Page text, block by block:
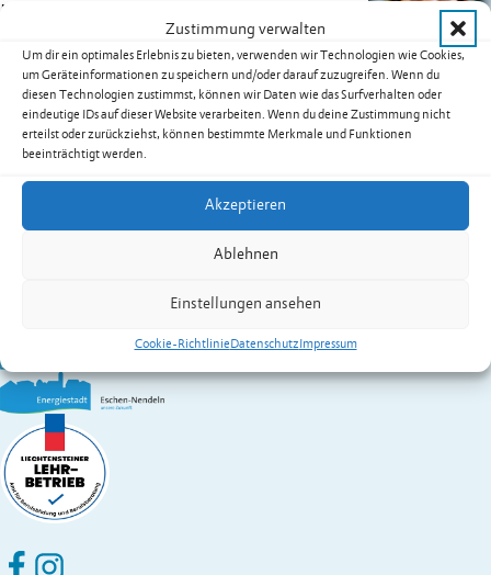
Zustimmung verwalten
Um dir ein optimales Erlebnis zu bieten, verwenden wir Technologien wie Cookies,
um Geräteinformationen zu speichern und/oder darauf zuzugreifen. Wenn du
diesen Technologien zustimmst, können wir Daten wie das Surfverhalten oder
eindeutige IDs auf dieser Website verarbeiten. Wenn du deine Zustimmung nicht
erteilst oder zurückziehst, können bestimmte Merkmale und Funktionen
beeinträchtigt werden.
Akzeptieren
Ablehnen
Einstellungen ansehen
Cookie-RichtlinieDatenschutzImpressum
Festnetz
E-Mailmarlies.wohlwend@eschen.li
Erreichbar: Montag, Dienstag- und
Mittwochvormittag, Donnerstag,
Freitagvormittag
Gemeinde Eschen-Nendeln
St. Martins-Ring 2, 9492 Eschen